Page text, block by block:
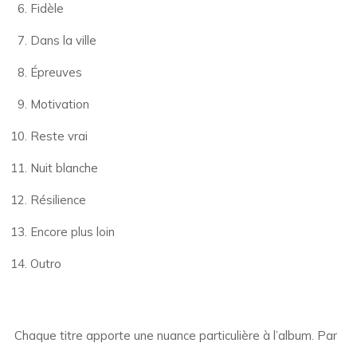
Fidèle
Dans la ville
Épreuves
Motivation
Reste vrai
Nuit blanche
Résilience
Encore plus loin
Outro
Chaque titre apporte une nuance particulière à l’album. Par